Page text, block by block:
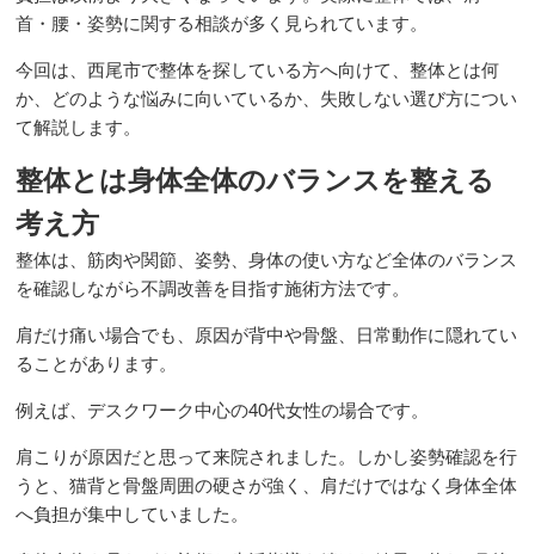
肩・腕・肘の痛み
股・膝・足の痛み
下肢の痛み
首・腰・姿勢に関する相談が多く見られています。
今回は、西尾市で整体を探している方へ向けて、整体とは何
か、どのような悩みに向いているか、失敗しない選び方につい
て解説します。
整体とは身体全体のバランスを整える
考え方
整体は、筋肉や関節、姿勢、身体の使い方など全体のバランス
を確認しながら不調改善を目指す施術方法です。
肩だけ痛い場合でも、原因が背中や骨盤、日常動作に隠れてい
ることがあります。
例えば、デスクワーク中心の40代女性の場合です。
肩こりが原因だと思って来院されました。しかし姿勢確認を行
うと、猫背と骨盤周囲の硬さが強く、肩だけではなく身体全体
へ負担が集中していました。